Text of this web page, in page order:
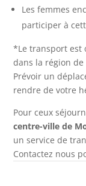
Les femmes
participer à
*Le transport est
dans la région
Prévoir un
rendre de votre
Pour ceux
centre-ville de
un service de
Contactez nous